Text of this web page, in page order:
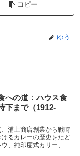
コピー
ゆう
への道：ハウス食
下まで（1912-
浦上商店創業から戦時
るカレーの歴史をたど
、純印度式カリー、カ